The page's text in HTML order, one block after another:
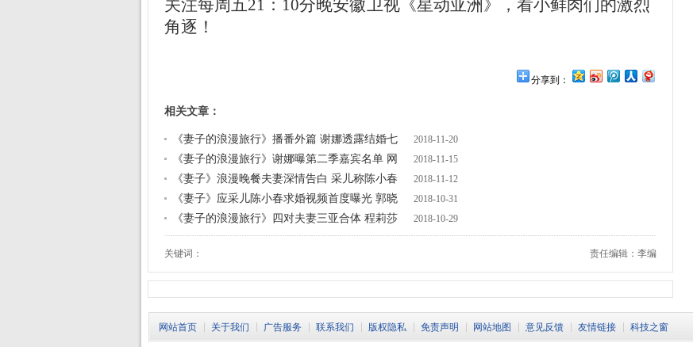
关注每周五21：10分晚安徽卫视《星动亚洲》，看小鲜肉们的激烈
角逐！
分享到：
相关文章：
《妻子的浪漫旅行》播番外篇 谢娜透露结婚七 2018-11-20
《妻子的浪漫旅行》谢娜曝第二季嘉宾名单 网 2018-11-15
《妻子》浪漫晚餐夫妻深情告白 采儿称陈小春 2018-11-12
《妻子》应采儿陈小春求婚视频首度曝光 郭晓 2018-10-31
《妻子的浪漫旅行》四对夫妻三亚合体 程莉莎 2018-10-29
关键词： 责任编辑：李编
网站首页 关于我们 广告服务 联系我们 版权隐私 免责声明 网站地图 意见反馈 友情链接 科技之窗
返回顶部